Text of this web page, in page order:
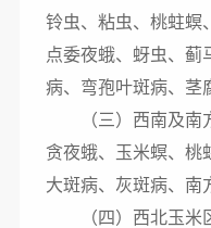
铃虫、粘虫、桃蛀螟
点委夜蛾、蚜虫、蓟
病、弯孢叶斑病、茎
（三）西南及南方
贪夜蛾、玉米螟、桃
大斑病、灰斑病、南
（四）西北玉米